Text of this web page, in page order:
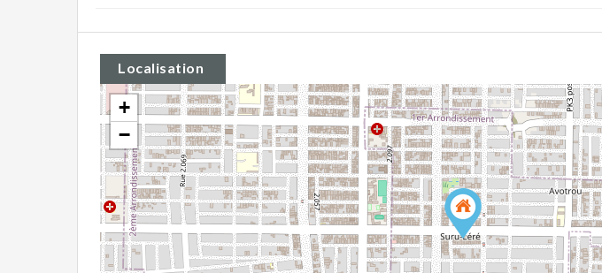
Localisation
+
−